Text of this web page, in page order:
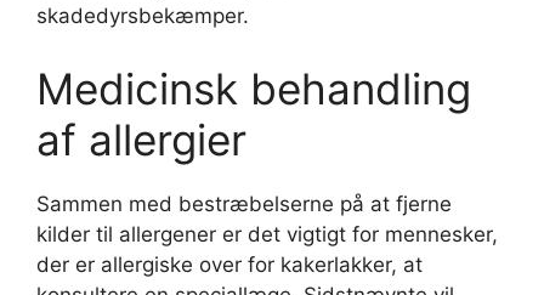
skadedyrsbekæmper.
Medicinsk behandling
af allergier
Sammen med bestræbelserne på at fjerne
kilder til allergener er det vigtigt for mennesker,
der er allergiske over for kakerlakker, at